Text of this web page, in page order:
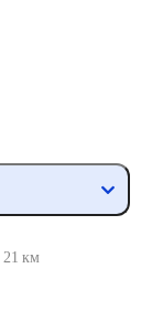
21 км